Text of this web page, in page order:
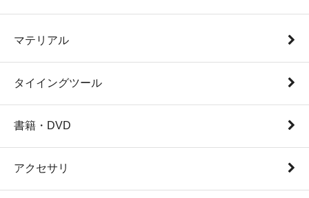
マテリアル
タイイングツール
書籍・DVD
アクセサリ